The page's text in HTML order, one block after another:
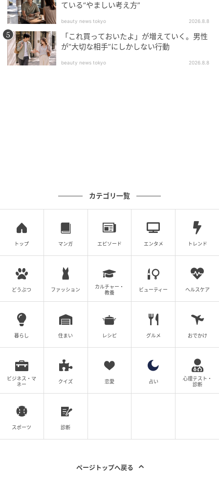
出典：stock.adobe.com
嫉妬してしまう自分が悪いのではなく、嫉妬してしま
う状況にしている夫が悪いんです。どうか自分を責め
ず、率直に気持ちを伝えましょう。
「趣味仲間」というキーワードが、まるで免罪符のよ
うに使われていますが、実際やっていることは女性と
二人きりのスマホのやり取りですよね。それって、嫌
正直になりましょう。夫婦二人だけの時間をしっかり
確保して、話し合ってみてはいかがですか？
趣味仲間複数人のやり取りはいいけど、その女性と二
人きりでのやり取りはやめてほしいんですよね。それ
ならそうと伝えましょう。
最後になりますが、ご相談者さんは夫に対して寛容に
なろうとしすぎているように感じました。そのため
に、自分の本音を押し殺して我慢しているように私に
それもすごく優しくて素敵ですが、嫌なことは嫌だと
夫婦関係をこれから心地よく続けていくためにも、今
ている“やましい考え方”
beauty news tokyo 2026.8.8
「これ買っておいたよ」が増えていく。男性
が“大切な相手”にしかしない行動
beauty news tokyo 2026.8.8
カテゴリ一覧
トップ マンガ エピソード エンタメ トレンド
どうぶつ ファッション
カルチャー・
教養
ビューティー ヘルスケア
暮らし 住まい レシピ グルメ おでかけ
ビジネス・マ
ネー
クイズ 恋愛 占い
心理テスト・
診断
スポーツ 診断
ページトップへ戻る